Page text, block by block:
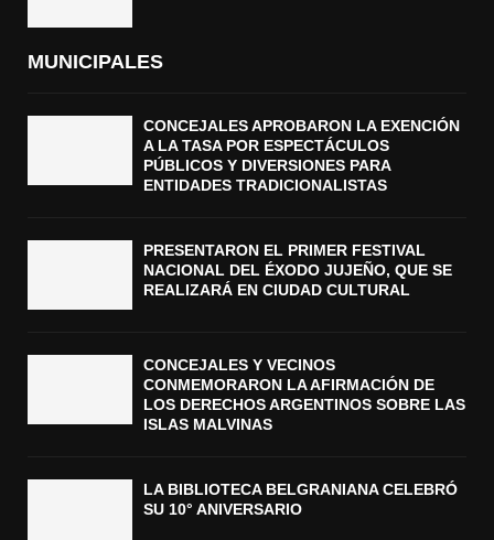
MUNICIPALES
CONCEJALES APROBARON LA EXENCIÓN
A LA TASA POR ESPECTÁCULOS
PÚBLICOS Y DIVERSIONES PARA
ENTIDADES TRADICIONALISTAS
PRESENTARON EL PRIMER FESTIVAL
NACIONAL DEL ÉXODO JUJEÑO, QUE SE
REALIZARÁ EN CIUDAD CULTURAL
CONCEJALES Y VECINOS
CONMEMORARON LA AFIRMACIÓN DE
LOS DERECHOS ARGENTINOS SOBRE LAS
ISLAS MALVINAS
LA BIBLIOTECA BELGRANIANA CELEBRÓ
SU 10° ANIVERSARIO